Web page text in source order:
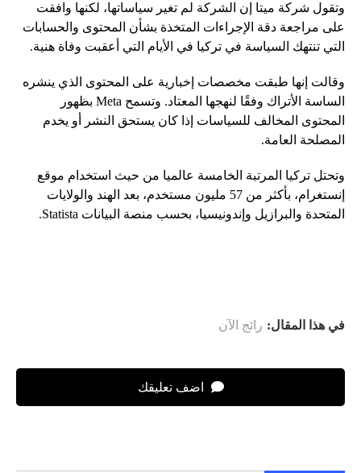
وتقول شركة ميتا إن الشركة لم تغير سياساتها، لكنها وافقت
على مراجعة دقة الإجراءات المتخذة بشأن المحتوى والحسابات
التي تنتهك السياسة في تركيا في الأيام التي أعقبت وفاة هنية.
وقالت إنها طبقت مخصصات إخبارية على المحتوى الذي ينشره
الساسة الأتراك وفقًا لنهجها المعتاد. وتسمح Meta بظهور
المحتوى المخالف للسياسات إذا كان يستحق النشر أو يخدم
المصلحة العامة.
وتحتل تركيا المرتبة الخامسة عالميا من حيث استخدام موقع
إنستغرام، بأكثر من 57 مليون مستخدم، بعد الهند والولايات
المتحدة والبرازيل وإندونيسيا، بحسب منصة البيانات Statista.
في هذا المقال: رائج الآن
اضف تعليقك